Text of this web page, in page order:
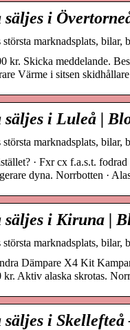
i
marknadsplats, bilar,
kr. Skicka meddelande.
Värme i sitsen
säljes i Luleå |
marknadsplats, bilar,
· Fxr cx f.a.s.t.
dyna. Norrbotten ·
säljes i Kiruna |
marknadsplats, bilar,
Dämpare X4 Kit
Aktiv alaska skrotas.
säljes i Skellefteå